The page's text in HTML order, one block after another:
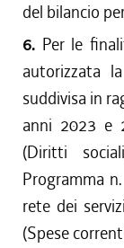
del bilancio
6. Per le
autorizzata
suddivisa in
anni 2023 e
(Diritti
Programma
rete dei
(Spese